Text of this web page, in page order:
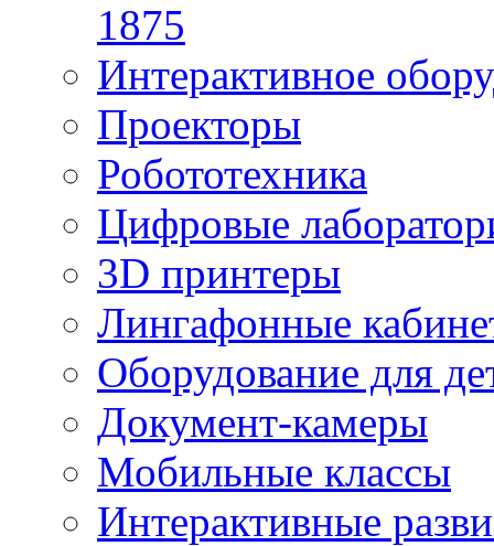
1875
Интерактивное
Проекторы
Робототехника
Цифровые
3D принтеры
Лингафонные
Оборудование для
Документ-камеры
Мобильные классы
Интерактивные